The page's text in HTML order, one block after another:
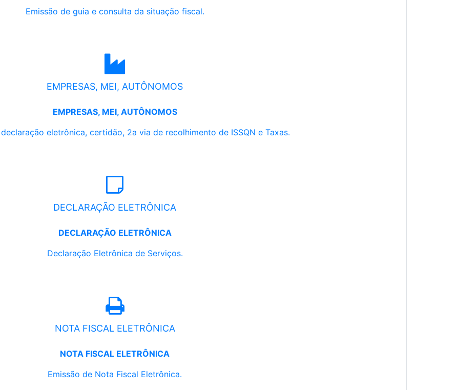
Emissão de guia e consulta da situação fiscal.
EMPRESAS, MEI, AUTÔNOMOS
EMPRESAS, MEI, AUTÔNOMOS
eletrônica, certidão, 2a via de recolhimento de ISSQN e Taxas.
DECLARAÇÃO ELETRÔNICA
DECLARAÇÃO ELETRÔNICA
Declaração Eletrônica de Serviços.
NOTA FISCAL ELETRÔNICA
NOTA FISCAL ELETRÔNICA
Emissão de Nota Fiscal Eletrônica.